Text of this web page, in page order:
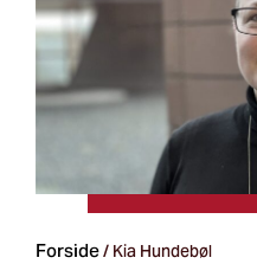
Forside/ Kia Hundebøl